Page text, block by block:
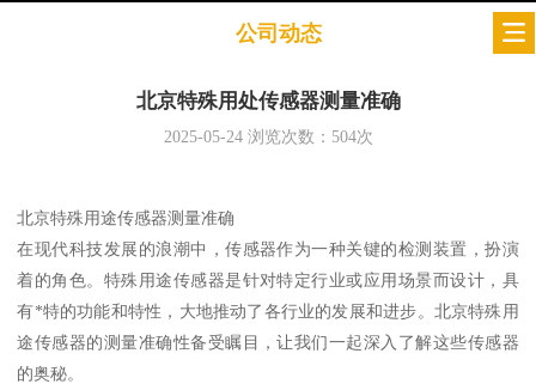
公司动态
北京特殊用处传感器测量准确
2025-05-24浏览次数： 504次
北京特殊用途传感器测量准确
在现代科技发展的浪潮中，传感器作为一种关键的检测装置，扮演
着的角色。特殊用途传感器是针对特定行业或应用场景而设计，具
有*特的功能和特性，大地推动了各行业的发展和进步。北京特殊用
途传感器的测量准确性备受瞩目，让我们一起深入了解这些传感器
的奥秘。